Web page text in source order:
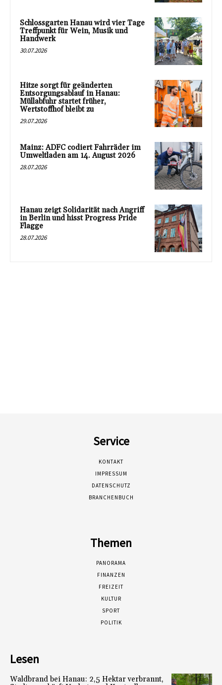
Schlossgarten Hanau wird vier Tage
Treffpunkt für Wein, Musik und
Handwerk
30.07.2026
Hitze sorgt für geänderten
Entsorgungsablauf in Hanau:
Müllabfuhr startet früher,
Wertstoffhof bleibt zu
29.07.2026
Mainz: ADFC codiert Fahrräder im
Umweltladen am 14. August 2026
28.07.2026
Hanau zeigt Solidarität nach Angriff
in Berlin und hisst Progress Pride
Flagge
28.07.2026
Service
KONTAKT
IMPRESSUM
DATENSCHUTZ
BRANCHENBUCH
Themen
PANORAMA
FINANZEN
FREIZEIT
KULTUR
SPORT
POLITIK
Lesen
Waldbrand bei Hanau: 2,5 Hektar verbrannt,